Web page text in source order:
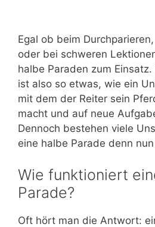
Egal ob beim
oder bei schweren
halbe Paraden zum
ist also so etwas, wie ein
mit dem der Reiter sein
macht und auf neue
Dennoch bestehen viele
eine halbe Parade denn
Wie funktioniert
Parade?
Oft hört man die Antwort: